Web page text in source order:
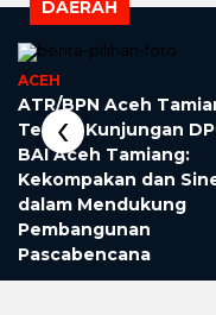
DAERAH
ACEH
ATR/BPN Aceh
Terima Kunjungan
BAI Aceh Tamiang:
Kekompakan dan
dalam Mendukung
Pembangunan
Pascabencana
‹